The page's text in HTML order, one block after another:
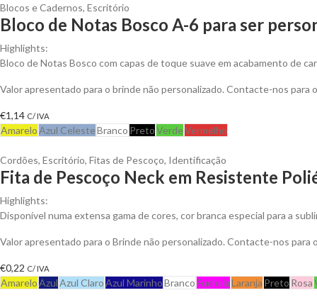
Blocos e Cadernos, Escritório
Bloco de Notas Bosco A-6 para ser
Highlights:
Bloco de Notas Bosco com capas de toque suave em acabamento de
Valor apresentado para o brinde não personalizado. Contacte-nos
€1,14 C/ IVA
AmareloAzul CelesteBranco PretoVerdeVermelho
Cordões, Escritório, Fitas de Pescoço, Identificação
Fita de Pescoço Neck em Resistente
Highlights:
Disponível numa extensa gama de cores, cor branca especial para a
Valor apresentado para o Brinde não personalizado. Contacte-nos
€0,22 C/ IVA
AmareloAzulAzul ClaroAzul MarinhoBrancoFuchsiaLaranja Preto Rosa